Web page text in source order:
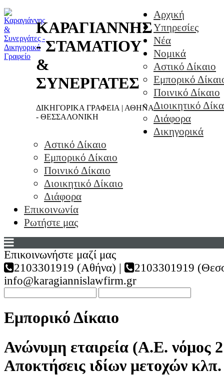
ΚΑΡΑΓΙΑΝΝΗΣ
- ΣΤΑΜΑΤΙΟΥ
&
ΣΥΝΕΡΓΑΤΕΣ
ΔΙΚΗΓΟΡΙΚΑ ΓΡΑΦΕΙΑ | ΑΘΗΝΑ
- ΘΕΣΣΑΛΟΝΙΚΗ
Αρχική
Υπηρεσίες
Νέα
Νομικά
Αστικό Δίκαιο
Εμπορικό
Ποινικό Δίκαιο
Διοικητικό
Διάφορα
Δικηγορικά
Αστικό Δίκαιο
Εμπορικό Δίκαιο
Ποινικό Δίκαιο
Διοικητικό Δίκαιο
Διάφορα
Επικοινωνία
Ρωτήστε μας
Επικοινωνήστε μαζί μας
2103301919 (Αθήνα) |
2103301919
info@karagiannislawfirm.gr
Εμπορικό Δίκαιο
Ανώνυμη εταιρεία (Α.Ε. νόμος
Αποκτήσεις ιδίων μετοχών